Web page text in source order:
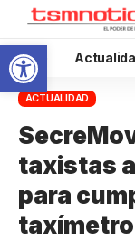
Abrir barra de
Inicio
ACTUALIDAD
taxistas
para
taxímetro